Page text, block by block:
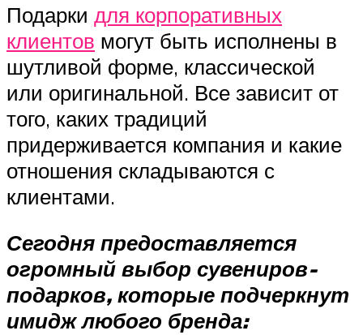
Подарки для корпоративных
клиентов могут быть исполнены в
шутливой форме, классической
или оригинальной. Все зависит от
того, каких традиций
придерживается компания и какие
отношения складываются с
клиентами.
Сегодня предоставляется
огромный выбор сувениров-
подарков, которые подчеркнут
имидж любого бренда: